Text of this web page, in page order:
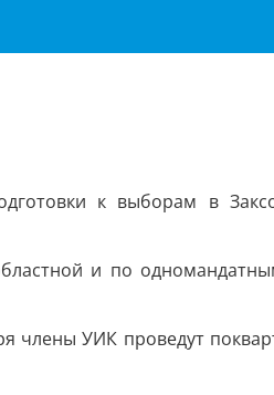
к выборам в
и по
члены УИК проведут